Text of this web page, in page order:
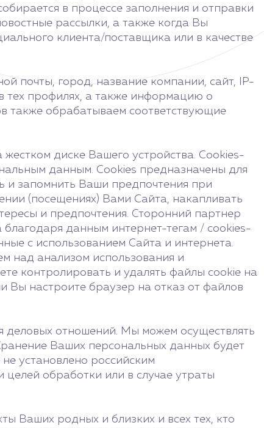
в процессе заполнения и отправки
рассылки, а также когда Вы
клиента/поставщика или в качестве
почты, город, название компании, сайт, IP-
тех профилях, а также информацию о
также обрабатываем соответствующие
диске Вашего устройства. Cookies-
данным. Cookies предназначены для
и запомнить Ваши предпочтения при
(посещениях) Вами Сайта, накапливать
и предпочтения. Сторонний партнер
благодаря данным интернет-тегам / cookies-
с использованием Сайта и интернета.
над анализом использования и
контролировать и удалять файлы cookie на
настроите браузер на отказ от файлов
отношений. Мы можем осуществлять
Ваших персональных данных будет
установлено российским
обработки или в случае утраты
Ваших родных и близких и всех тех, кто